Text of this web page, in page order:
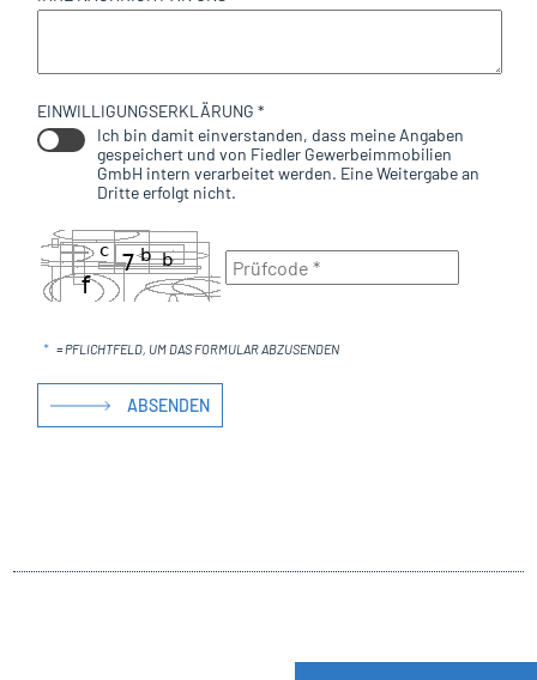
EINWILLIGUNGSERKLÄRUNG *
Ich bin damit einverstanden, dass meine Angaben
gespeichert und von Fiedler Gewerbeimmobilien
GmbH intern verarbeitet werden. Eine Weitergabe an
Dritte erfolgt nicht.
* = PFLICHTFELD, UM DAS FORMULAR ABZUSENDEN
ABSENDEN